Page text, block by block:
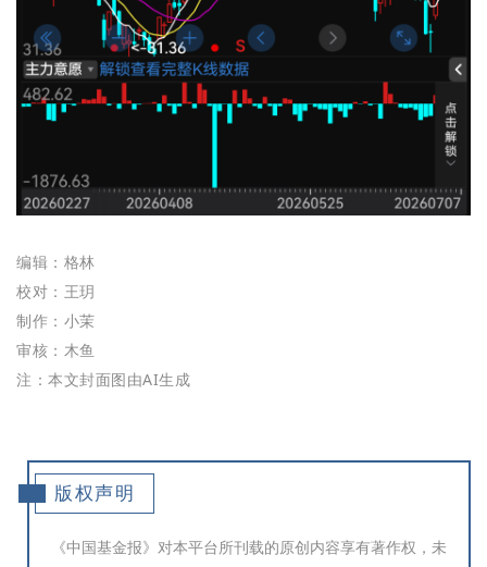
编辑：格林
校对：王玥
制作：小茉
审核：木鱼
注：本文封面图由AI生成
版权声明
《中国基金报》对本平台所刊载的原创内容享有著作权，未